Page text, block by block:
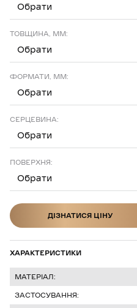
Обрати
ТОВЩИНА, ММ:
Обрати
ФОРМАТИ, ММ:
Обрати
СЕРЦЕВИНА:
Обрати
ПОВЕРХНЯ:
Обрати
ДІЗНАТИСЯ ЦІНУ
ХАРАКТЕРИСТИКИ
МАТЕРІАЛ:
ЗАСТОСУВАННЯ: